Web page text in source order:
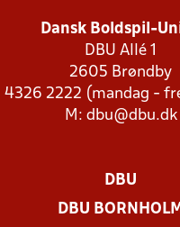
Dansk Boldspil-
DBU Allé 1
2605 Brøndby
4326 2222 (mandag -
M: dbu@dbu.dk
DBU
DBU BORNHOLM